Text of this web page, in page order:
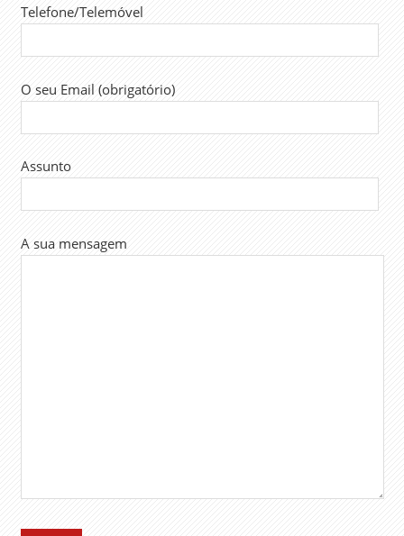
Telefone/Telemóvel
O seu Email (obrigatório)
Assunto
A sua mensagem